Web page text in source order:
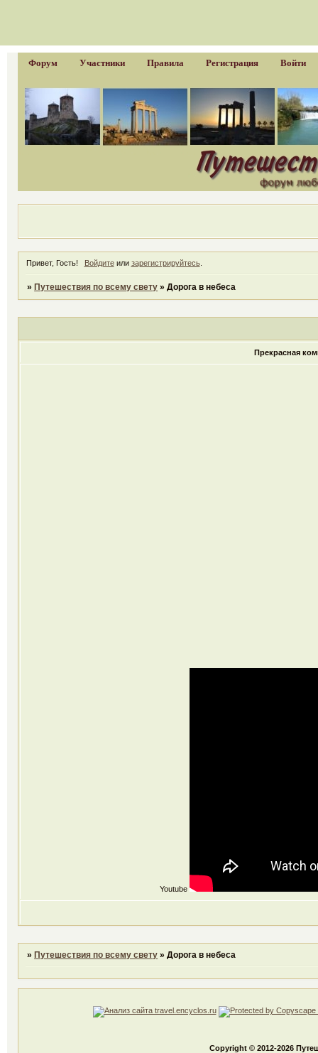
Форум Участники Правила Регистрация Войти
Привет, Гость! Войдитеили зарегистрируйтесь.
»Путешествия по всему свету »Дорога в небеса
Прекрасная
Youtube
» Путешествия по всему свету »Дорога в небеса
Copyright © 2012-2026